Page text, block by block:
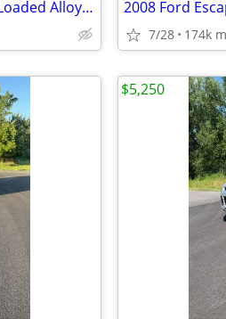
2016 Ford Escape SE Auto AWD Loaded Alloy's Rear Camera 97K! 2008 Ford
7/28 174k
$5,250